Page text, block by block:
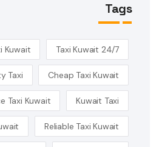
Tags
24/7 Taxi Kuwait
Kuwait
Cheap Taxi Kuwait
Taxi
Kuwait Taxi
Taxi Kuwait
Reliable Taxi Kuwait